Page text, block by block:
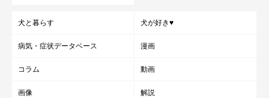
犬と暮らす 犬が好き♥
病気・症状データベース 漫画
コラム 動画
画像 解説